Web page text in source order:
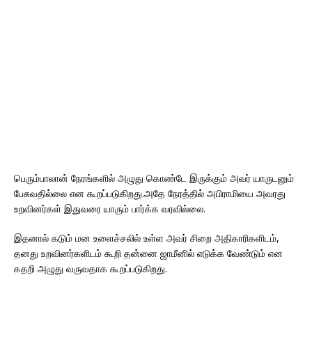
பெரும்பாலான் நேரங்களில் அழுது கொண்டே இருக்கும் அவர் யாருடனும்
பேசுவதில்லை என கூறப்படுகிறது.அதே நேரத்தில் அபிராமியை அவரது
உறவினர்கள் இதுவரை யாரும் பார்க்க வரவில்லை.
இதனால் கடும் மன உளைச்சலில் உள்ள அவர் சிறை அதிகாரிகளிடம்,
தனது உறவினர்களிடம் கூறி தன்னை ஜாமீனில் எடுக்க வேண்டும் என
கதறி அழுது வருவதாக கூறப்படுகிறது.